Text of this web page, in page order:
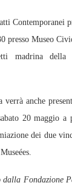
Contemporanei
presso Museo
madrina
verrà anche
20 maggio
dei due
Fondazione